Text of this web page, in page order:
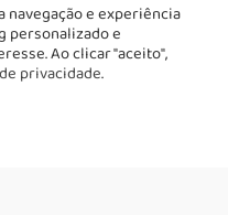
navegação e experiência
personalizado e
Ao clicar "aceito",
privacidade.